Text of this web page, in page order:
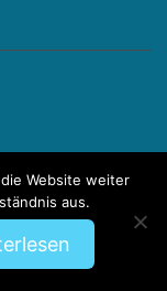
Website weiter
aus.